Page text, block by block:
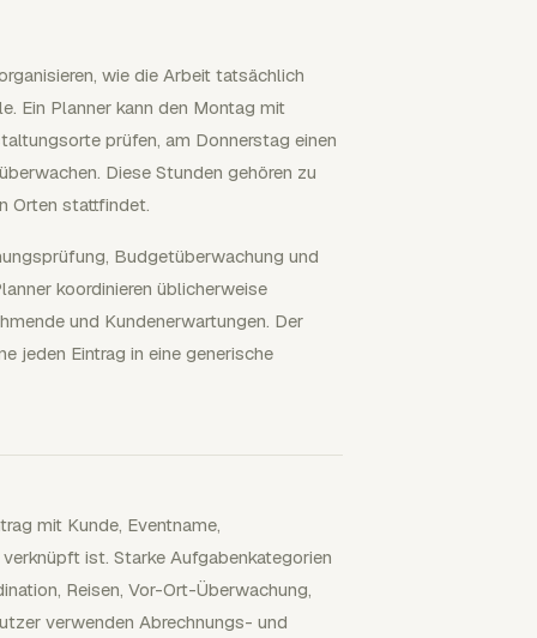
wie die Arbeit tatsächlich
Ein Planner kann den Montag mit
prüfen, am Donnerstag einen
Diese Stunden gehören zu
Orten stattfindet.
Budgetüberwachung und
koordinieren üblicherweise
und Kundenerwartungen. Der
jeden Eintrag in eine generische
mit Kunde, Eventname,
ist. Starke Aufgabenkategorien
Reisen, Vor-Ort-Überwachung,
verwenden Abrechnungs- und